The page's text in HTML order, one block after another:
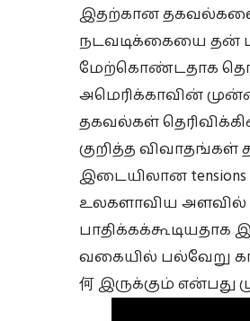
இதற்கான தகவல்களை
நடவடிக்கையை தன்
மேற்கொண்டதாக
அமெரிக்காவின்
தகவல்கள்
குறித்த விவாதங்கள்
இடையிலான
உலகளாவிய அளவில்
வகையில் பல்வேறு
何 இருக்கும் என்பது